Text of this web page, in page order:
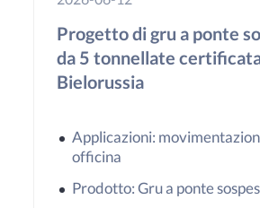
Progetto di gru a ponte
da 5 tonnellate
Bielorussia
Applicazioni:
officina
Prodotto: Gru a ponte